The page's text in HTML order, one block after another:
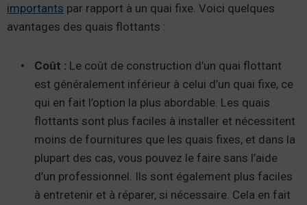
importants par rapport à un quai fixe. Voici quelques
avantages des quais flottants :
Coût : Le coût de construction d’un quai flottant
est généralement inférieur à celui d’un quai fixe, ce
qui en fait l’option la plus abordable. Les quais
flottants sont plus faciles à installer et nécessitent
moins de fournitures que les quais fixes, et dans la
plupart des cas, vous pouvez le faire sans l’aide
d’un professionnel. Ils sont également plus faciles
à entretenir et à réparer, si nécessaire. Cela en fait